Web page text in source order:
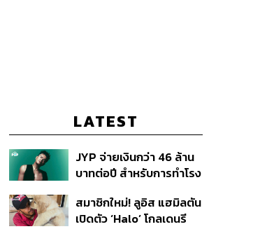
LATEST
JYP จ่ายเงินกว่า 46 ล้าน
บาทต่อปี สำหรับการทำโรง
สมาชิกใหม่! ลูอิส แฮมิลตัน
เปิดตัว ‘Halo’ โกลเดนรี